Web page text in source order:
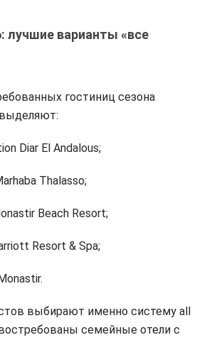
лучшие варианты «все
гостиниц сезона
Diar El Andalous;
Thalasso;
Beach Resort;
Resort & Spa;
выбирают именно систему all
семейные отели с